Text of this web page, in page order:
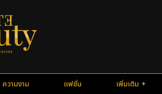
ความงาม แฟชั่น เพิ่มเติม